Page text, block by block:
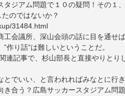
タジアム問題で１０の疑問！その１
たのではないか？
31484.html
工会議所、深山会頭の話に目を通せ
作り話”は難しいということだ。
連記事で、杉山部長と直接やりと
とでいい、と言われればみなとに行
き合う？広島サッカースタジアム問